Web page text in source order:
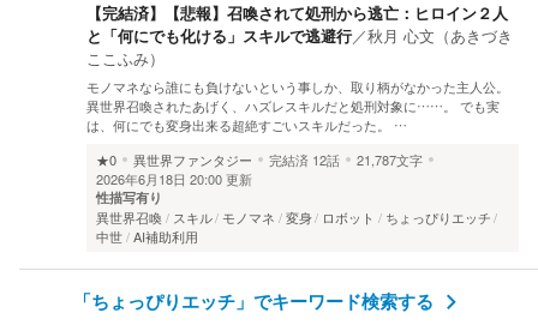
【完結済】【悲報】召喚されて処刑から逃亡：ヒロイン２人
と「何にでも化ける」スキルで逃避行／秋月 心文（あきづき
ここふみ）
モノマネなら誰にも負けないという事しか、取り柄がなかった主人公。
異世界召喚されたあげく、ハズレスキルだと処刑対象に……。 でも実
は、何にでも変身出来る超絶すごいスキルだった。 …
★0
異世界ファンタジー 完結済 12話
21,787文字
2026年6月18日 20:00 更新
性描写有り
異世界召喚 スキル モノマネ 変身 ロボット
ちょっぴりエッチ
中世 AI補助利用
「ちょっぴりエッチ」でキーワード検索する